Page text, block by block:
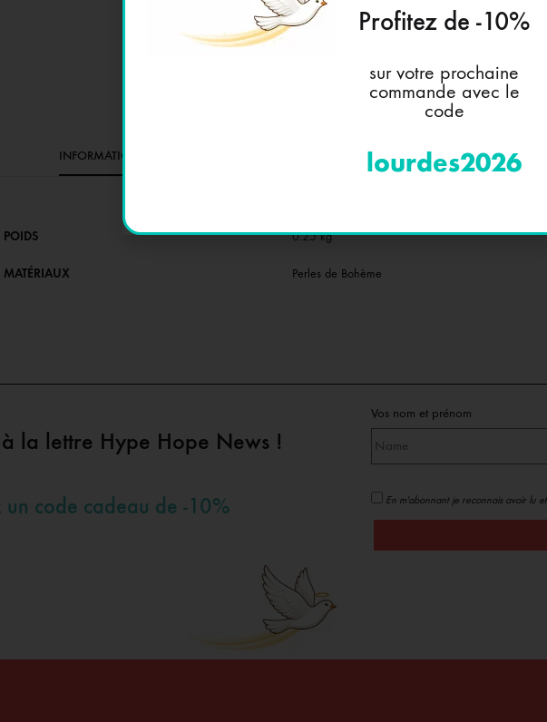
THÈMES ASSOCIÉS COLLECTION BOHÈME CHIC
INFORMATIONS COMPLÉMENTAIRES 🎓 L’ENCYCLOPÉDIE
POIDS 0.25 kg
MATÉRIAUX Perles de Bohème
la lettre Hype Hope News !
un code cadeau de -10%
Vos nom et prénom
En m'abonnant je reconnais avoir lu
Profitez de -10%
sur votre prochaine
commande avec le
code
lourdes2026